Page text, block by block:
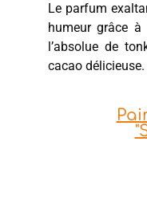
Le parfum
humeur grâce à
l’absolue de
cacao délicieuse.